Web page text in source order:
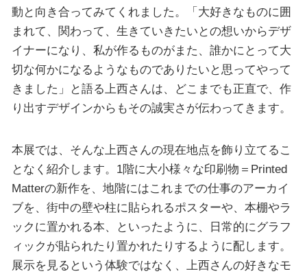
動と向き合ってみてくれました。「大好きなものに囲
まれて、関わって、生きていきたいとの想いからデザ
イナーになり、私が作るものがまた、誰かにとって大
切な何かになるようなものでありたいと思ってやって
きました」と語る上西さんは、どこまでも正直で、作
り出すデザインからもその誠実さが伝わってきます。
本展では、そんな上西さんの現在地点を飾り立てるこ
となく紹介します。1階に大小様々な印刷物＝Printed
Matterの新作を、地階にはこれまでの仕事のアーカイ
ブを、街中の壁や柱に貼られるポスターや、本棚やラ
ックに置かれる本、といったように、日常的にグラフ
ィックが貼られたり置かれたりするように配します。
展示を見るという体験ではなく、上西さんの好きなモ